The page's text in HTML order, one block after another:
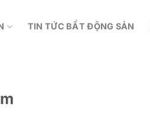
TIN TỨC BẤT ĐỘNG SẢN